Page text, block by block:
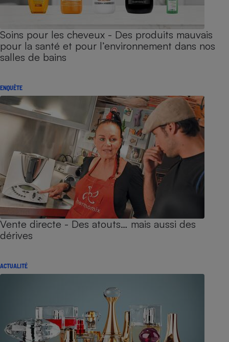
Soins pour les cheveux - Des produits mauvais
pour la santé et pour l’environnement dans nos
salles de bains
ENQUÊTE
Vente directe - Des atouts… mais aussi des
dérives
ACTUALITÉ